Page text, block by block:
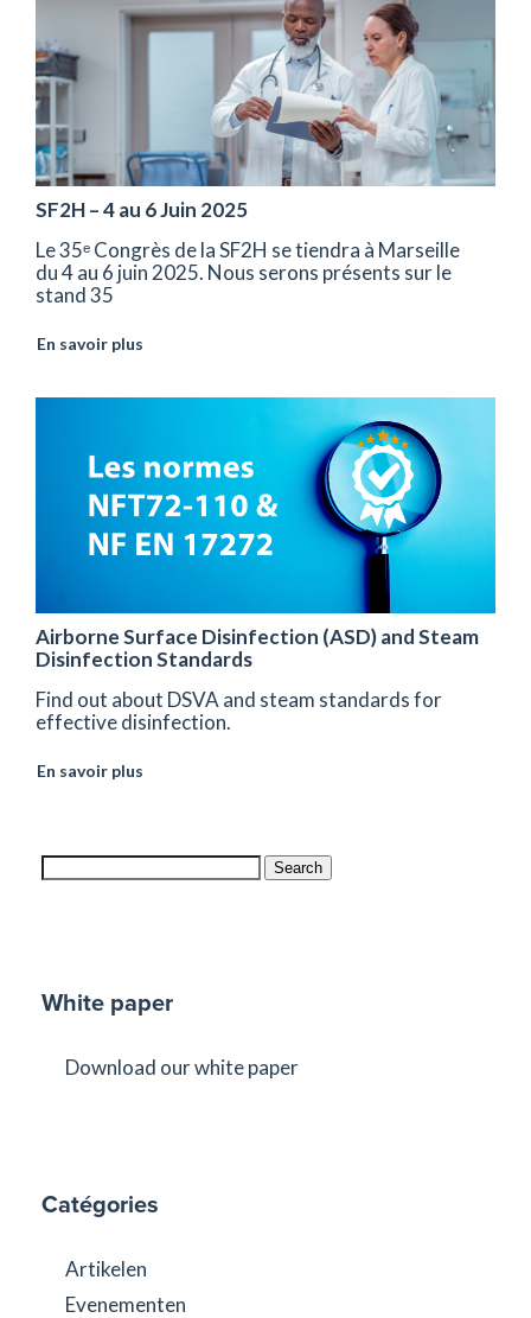
SF2H – 4 au 6 Juin 2025
Le 35ᵉ Congrès de la SF2H se tiendra à Marseille
du 4 au 6 juin 2025. Nous serons présents sur le
stand 35
En savoir plus
Airborne Surface Disinfection (ASD) and Steam
Disinfection Standards
Find out about DSVA and steam standards for
effective disinfection.
En savoir plus
Search
White paper
Download our white paper
Catégories
Artikelen
Evenementen